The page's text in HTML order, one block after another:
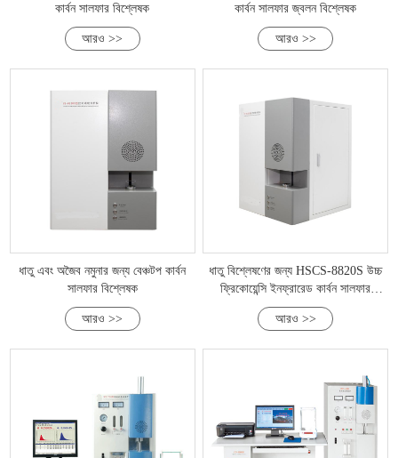
কার্বন সালফার বিশ্লেষক
আরও >>
কার্বন সালফার জ্বলন বিশ্লেষক
আরও >>
ধাতু এবং অজৈব নমুনার জন্য বেঞ্চটপ কার্বন
সালফার বিশ্লেষক
আরও >>
ধাতু বিশ্লেষণের জন্য HSCS-8820S উচ্চ
ফ্রিকোয়েন্সি ইনফ্রারেড কার্বন সালফার
বিশ্লেষক
আরও >>